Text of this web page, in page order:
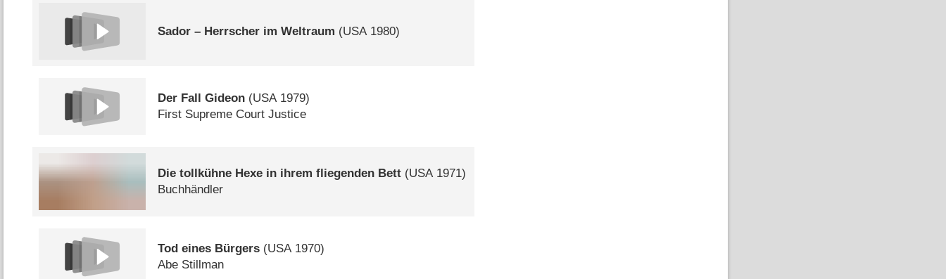
Sador – Herrscher im Weltraum (USA1980)
Der Fall Gideon (USA1979)
First Supreme Court Justice
Die tollkühne Hexe in ihrem fliegenden Bett (USA1971)
Buchhändler
Tod eines Bürgers (USA1970)
Abe Stillman